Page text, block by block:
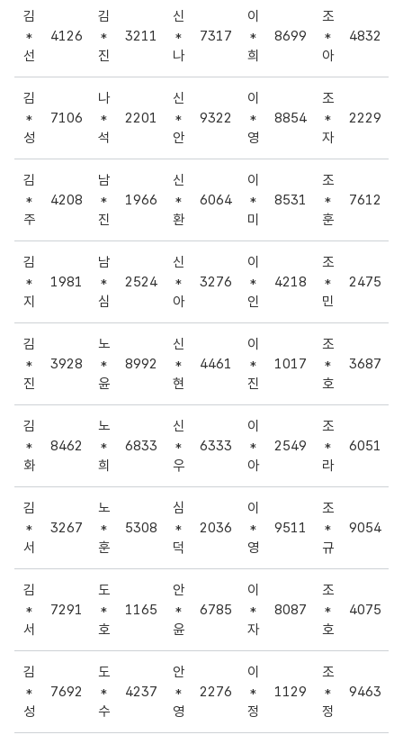
김
*
선
4126
김
*
진
3211
신
*
나
7317
이
*
희
8699
조
*
아
4832
김
*
성
7106
나
*
석
2201
신
*
안
9322
이
*
영
8854
조
*
자
2229
김
*
주
4208
남
*
진
1966
신
*
환
6064
이
*
미
8531
조
*
훈
7612
김
*
지
1981
남
*
심
2524
신
*
아
3276
이
*
인
4218
조
*
민
2475
김
*
진
3928
노
*
윤
8992
신
*
현
4461
이
*
진
1017
조
*
호
3687
김
*
화
8462
노
*
희
6833
신
*
우
6333
이
*
아
2549
조
*
라
6051
김
*
서
3267
노
*
훈
5308
심
*
덕
2036
이
*
영
9511
조
*
규
9054
김
*
서
7291
도
*
호
1165
안
*
윤
6785
이
*
자
8087
조
*
호
4075
김
*
성
7692
도
*
수
4237
안
*
영
2276
이
*
정
1129
조
*
정
9463